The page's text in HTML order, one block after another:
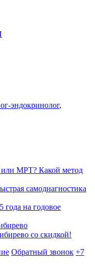
эндокринолог,
МРТ? Какой метод
самодиагностика
года на годовое
со скидкой!
Обратный звонок +7